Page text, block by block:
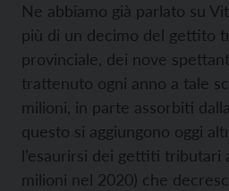
Ne abbiamo già parlato su
più di un decimo del gettito
provinciale, dei nove
trattenuto ogni anno a tale
milioni, in parte assorbiti
questo si aggiungono oggi
l’esaurirsi dei gettiti tributari
milioni nel 2020) che